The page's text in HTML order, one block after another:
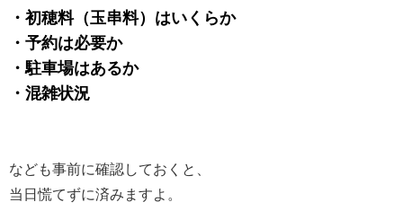
・初穂料（玉串料）はいくらか
・予約は必要か
・駐車場はあるか
・混雑状況
なども事前に確認しておくと、
当日慌てずに済みますよ。